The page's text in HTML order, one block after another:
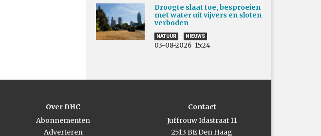
Droogte slaat toe, besproeien
met water uit vijvers en sloten
verboden
NATUUR NIEUWS
03-08-2026 15:24
Over DHC
Abonnementen
Adverteren
Contact
Juffrouw Idastraat 11
2513 BE Den Haag